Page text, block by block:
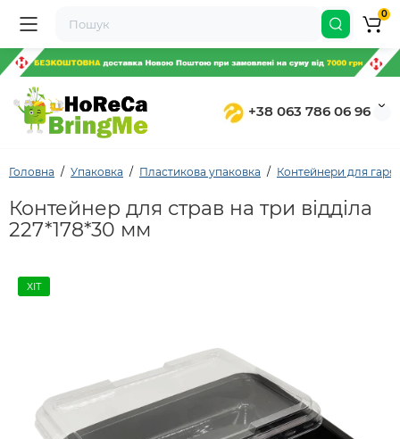
+38 063 786 06 96
0
Головна Упаковка Пластикова упаковка Контейнери для
Контейнер для страв на три відділа
227*178*30 мм
ХІТ